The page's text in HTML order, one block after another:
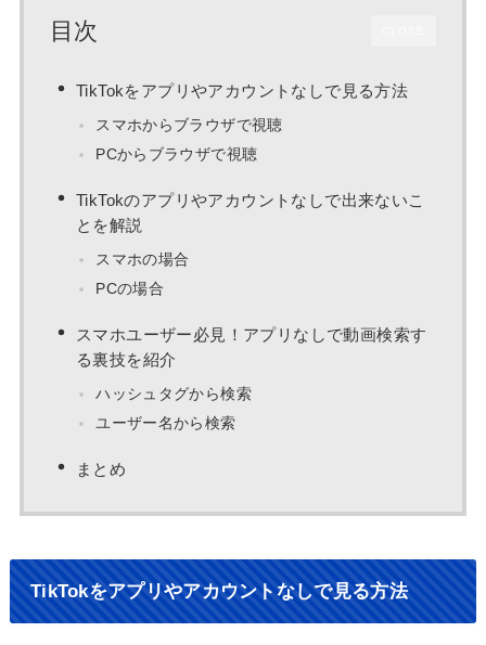
目次
TikTokをアプリやアカウントなしで見る方法
スマホからブラウザで視聴
PCからブラウザで視聴
TikTokのアプリやアカウントなしで出来ないこ
とを解説
スマホの場合
PCの場合
スマホユーザー必見！アプリなしで動画検索す
る裏技を紹介
ハッシュタグから検索
ユーザー名から検索
まとめ
TikTokをアプリやアカウントなしで見る方法